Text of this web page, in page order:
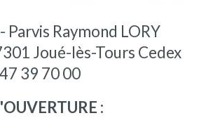
Parvis Raymond LORY
Joué-lès-Tours Cedex
39 70 00
: